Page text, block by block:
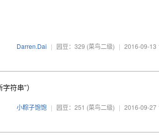
Darren.Dai | 园豆：329 (菜鸟二级) | 2016-09-13
符串”）
小粽子饱饱 | 园豆：251 (菜鸟二级) | 2016-09-27